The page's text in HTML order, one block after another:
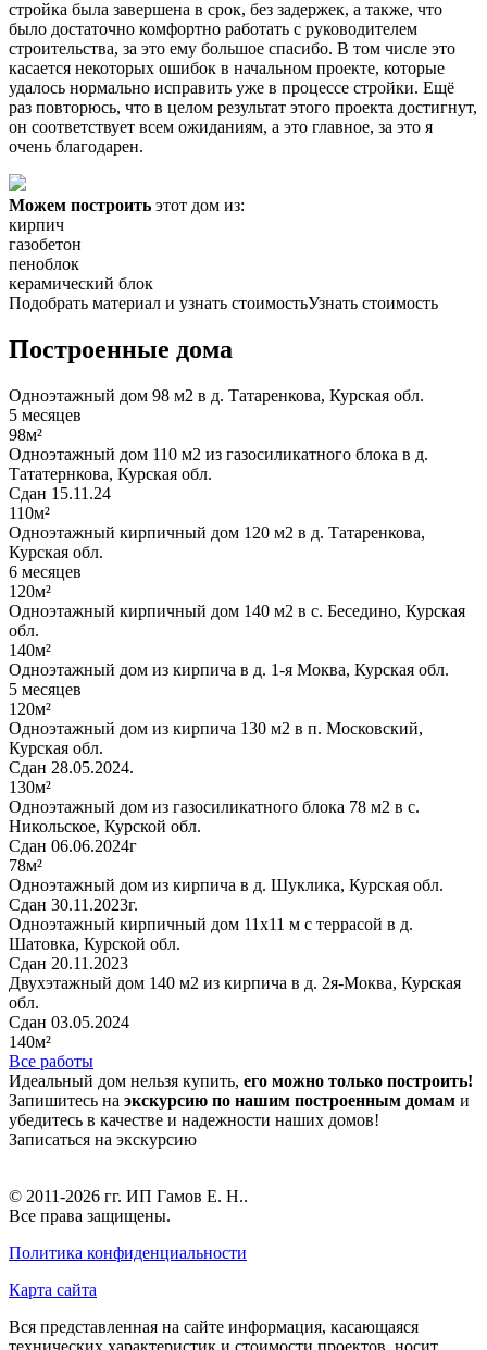
стройка была завершена в срок, без задержек, а также, что
было достаточно комфортно работать с руководителем
строительства, за это ему большое спасибо. В том числе это
касается некоторых ошибок в начальном проекте, которые
удалось нормально исправить уже в процессе стройки. Ещё
раз повторюсь, что в целом результат этого проекта достигнут,
он соответствует всем ожиданиям, а это главное, за это я
очень благодарен.
Можем построить этот дом из:
кирпич
газобетон
пеноблок
керамический блок
Подобрать материал и узнать стоимостьУзнать стоимость
Построенные дома
Одноэтажный дом 98 м2 в д. Татаренкова, Курская обл.
5 месяцев
98м²
Одноэтажный дом 110 м2 из газосиликатного блока в д.
Тататернкова, Курская обл.
Сдан 15.11.24
110м²
Одноэтажный кирпичный дом 120 м2 в д. Татаренкова,
Курская обл.
6 месяцев
120м²
Одноэтажный кирпичный дом 140 м2 в с. Беседино, Курская
обл.
140м²
Одноэтажный дом из кирпича в д. 1-я Моква, Курская обл.
5 месяцев
120м²
Одноэтажный дом из кирпича 130 м2 в п. Московский,
Курская обл.
Сдан 28.05.2024.
130м²
Одноэтажный дом из газосиликатного блока 78 м2 в с.
Никольское, Курской обл.
Сдан 06.06.2024г
78м²
Одноэтажный дом из кирпича в д. Шуклика, Курская обл.
Сдан 30.11.2023г.
Одноэтажный кирпичный дом 11х11 м с террасой в д.
Шатовка, Курской обл.
Сдан 20.11.2023
Двухэтажный дом 140 м2 из кирпича в д. 2я-Моква, Курская
обл.
Сдан 03.05.2024
140м²
Все работы
Идеальный дом нельзя купить, его можно только построить!
Запишитесь на экскурсию по нашим построенным домам и
убедитесь в качестве и надежности наших домов!
Записаться на экскурсию
© 2011-2026 гг. ИП Гамов Е. Н..
Все права защищены.
Политика конфиденциальности
Карта сайта
Вся представленная на сайте информация, касающаяся
технических характеристик и стоимости проектов, носит